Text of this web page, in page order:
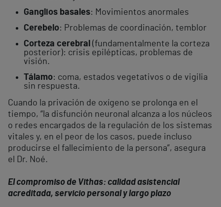
Ganglios basales: Movimientos anormales
Cerebelo: Problemas de coordinación, temblor
Corteza cerebral (fundamentalmente la corteza
posterior): crisis epilépticas, problemas de
visión.
Tálamo: coma, estados vegetativos o de vigilia
sin respuesta.
Cuando la privación de oxígeno se prolonga en el
tiempo, “la disfunción neuronal alcanza a los núcleos
o redes encargados de la regulación de los sistemas
vitales y, en el peor de los casos, puede incluso
producirse el fallecimiento de la persona”, asegura
el Dr. Noé.
El compromiso de Vithas: calidad asistencial
acreditada, servicio personal y largo plazo